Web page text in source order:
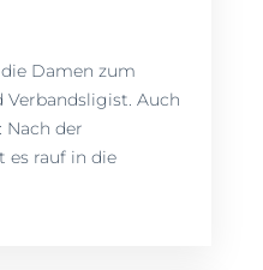
Damen zum
Auch
Nach der
es rauf in die